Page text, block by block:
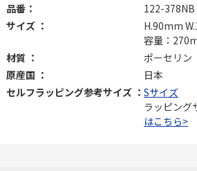
品番：
122-378NB
サイズ ：
H.90mm
容量：
材質 ：
ポーセリン
原産国 ：
日本
セルフラッピング参考サイズ ： Sサイズ
ラッピング
はこちら>